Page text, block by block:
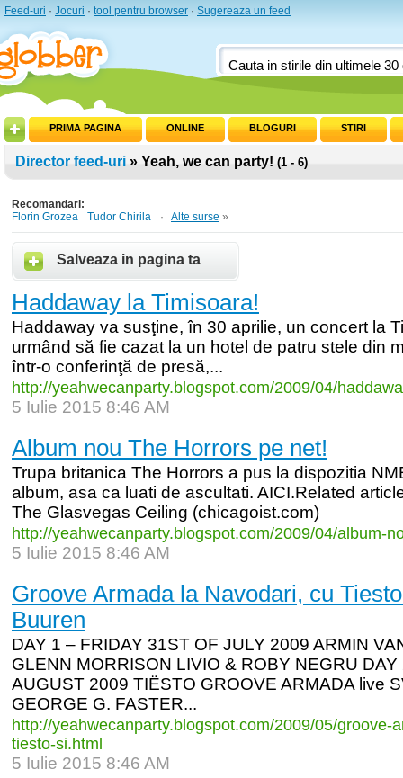
Feed-uri · Jocuri · tool pentru browser · Sugereaza un feed
PRIMA PAGINA ONLINE BLOGURI STIRI
Director feed-uri » Yeah, we can party! (1 - 6)
Recomandari:
Florin Grozea
Tudor Chirila · Alte surse »
Salveaza in pagina ta
Haddaway la Timisoara!
Haddaway va susţine, în 30 aprilie, un concert la
urmând să fie cazat la un hotel de patru stele din
într-o conferinţă de presă,...
http://yeahwecanparty.blogspot.com/2009/04/
5 Iulie 2015 8:46 AM
Album nou The Horrors pe net!
Trupa britanica The Horrors a pus la dispozitia
album, asa ca luati de ascultati. AICI.Related
The Glasvegas Ceiling (chicagoist.com)
http://yeahwecanparty.blogspot.com/2009/04/album-
5 Iulie 2015 8:46 AM
Groove Armada la Navodari, cu
Buuren
DAY 1 – FRIDAY 31ST OF JULY 2009 ARMIN
GLENN MORRISON LIVIO & ROBY NEGRU
AUGUST 2009 TIËSTO GROOVE ARMADA live
GEORGE G. FASTER...
http://yeahwecanparty.blogspot.com/2009/05/groove-
tiesto-si.html
5 Iulie 2015 8:46 AM